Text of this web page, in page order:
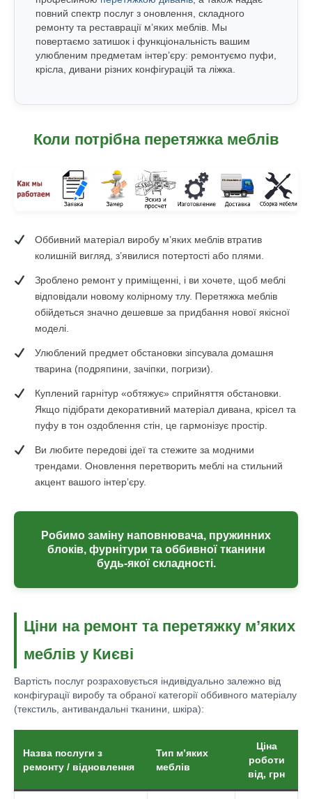
RU
UK
повний спектр послуг з оновлення, складного
ремонту та реставрації м’яких меблів. Мы
повертаємо затишок і функціональність вашим
улюбленим предметам інтер’єру: ремонтуємо пуфи,
крісла, дивани різних конфігурацій та ліжка.
Коли потрібна перетяжка меблів
Оббивний матеріал виробу м’яких меблів втратив
колишній вигляд, з’явилися потертості або плями.
Зроблено ремонт у приміщенні, і ви хочете, щоб меблі
відповідали новому колірному тлу. Перетяжка меблів
обійдеться значно дешевше за придбання нової якісної
моделі.
Улюблений предмет обстановки зіпсувала домашня
тварина (подряпини, зачіпки, погризи).
Куплений гарнітур «обтяжує» сприйняття обстановки.
Якщо підібрати декоративний матеріал дивана, крісел та
пуфу в тон оздоблення стін, це гармонізує простір.
Ви любите передові ідеї та стежите за модними
трендами. Оновлення перетворить меблі на стильний
акцент вашого інтер’єру.
Робимо заміну наповнювача, пружинних
блоків, фурнітури та оббивної тканини
будь-якої складності.
Ціни на ремонт та перетяжку м’яких
меблів у Києві
Вартість послуг розраховується індивідуально залежно від
конфігурації виробу та обраної категорії оббивного матеріалу
(текстиль, антивандальні тканини, шкіра):
Назва послуги з
ремонту / відновлення
Тип м’яких
меблів
Ціна
роботи
від, грн